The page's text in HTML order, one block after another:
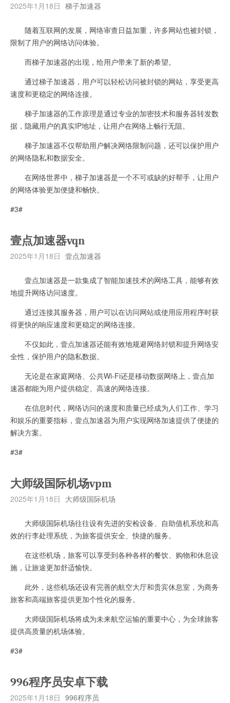
2025年1月18日 梯子加速器
随着互联网的发展，网络审查日益加重，许多网站也被封锁，
限制了用户的网络访问体验。
而梯子加速器的出现，给用户带来了新的希望。
通过梯子加速器，用户可以轻松访问被封锁的网站，享受更高
速度和更稳定的网络连接。
梯子加速器的工作原理是通过专业的加密技术和服务器转发数
据，隐藏用户的真实IP地址，让用户在网络上畅行无阻。
梯子加速器不仅帮助用户解决网络限制问题，还可以保护用户
的网络隐私和数据安全。
在网络世界中，梯子加速器是一个不可或缺的好帮手，让用户
的网络体验更加便捷和畅快。
#3#
壹点加速器vqn
2025年1月18日 壹点加速器
壹点加速器是一款集成了智能加速技术的网络工具，能够有效
地提升网络访问速度。
通过连接其服务器，用户可以在访问网站或使用应用程序时获
得更快的响应速度和更稳定的网络连接。
不仅如此，壹点加速器还能有效地规避网络封锁和提升网络安
全性，保护用户的隐私数据。
无论是在家庭网络、公共Wi-Fi还是移动数据网络上，壹点加
速器都能为用户提供稳定、高速的网络连接。
在信息时代，网络访问的速度和质量已经成为人们工作、学习
和娱乐的重要指标，壹点加速器为用户实现网络加速提供了便捷的
解决方案。
#3#
大师级国际机场vpm
2025年1月18日 大师级国际机场
大师级国际机场往往设有先进的安检设备、自助值机系统和高
效的行李处理系统，为旅客提供安全、快捷的服务。
在这些机场，旅客可以享受到各种各样的餐饮、购物和休息设
施，让旅途更加舒适愉快。
此外，这些机场还设有完善的航空大厅和贵宾休息室，为商务
旅客和高端旅客提供更加个性化的服务。
大师级国际机场将成为未来航空运输的重要中心，为全球旅客
提供高质量的机场体验。
#3#
996程序员安卓下载
2025年1月18日 996程序员